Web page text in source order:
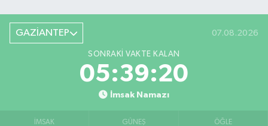
GAZİANTEP 07.08.2026
SONRAKI VAKTE KALAN
05:39:19
İmsak Namazı
İMSAK GÜNEŞ ÖĞLE